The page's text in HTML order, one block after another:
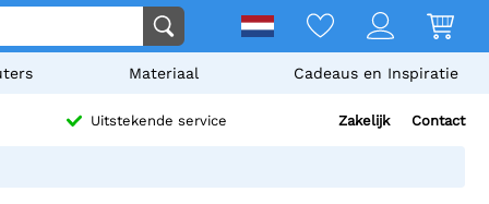
Materiaal Cadeaus en Inspiratie
Uitstekende service Zakelijk Contact